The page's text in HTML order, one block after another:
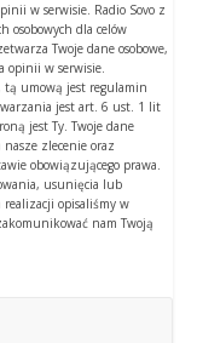
w serwisie. Radio Sovo z
osobowych dla celów
Twoje dane osobowe,
opinii w serwisie.
tą umową jest regulamin
jest art. 6 ust. 1 lit
jest Ty. Twoje dane
zlecenie oraz
obowiązującego prawa.
usunięcia lub
opisaliśmy w
nam Twoją